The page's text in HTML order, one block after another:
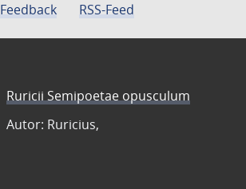
Feedback
RSS-Feed
Ruricii Semipoetae opusculum
Autor: Ruricius,